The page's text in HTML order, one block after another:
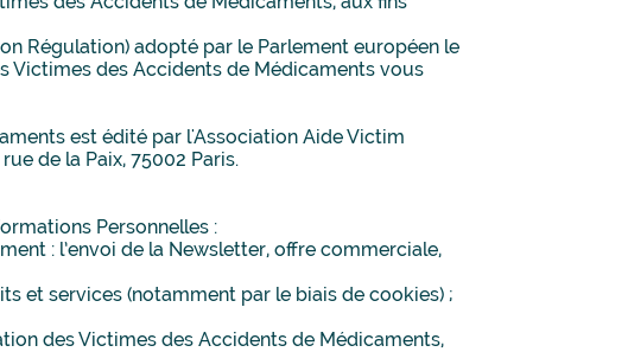
Régulation) adopté par le Parlement européen le
Victimes des Accidents de Médicaments vous
est édité par l'Association Aide Victim
de la Paix, 75002 Paris.
Personnelles :
: l’envoi de la Newsletter, offre commerciale,
et services (notamment par le biais de cookies) ;
des Victimes des Accidents de Médicaments,